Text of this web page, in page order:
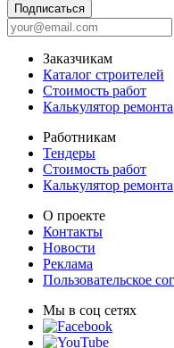
Подписаться
Заказчикам
Каталог строителей
Стоимость работ
Калькулятор ремонта
Работникам
Тендеры
Стоимость работ
Калькулятор ремонта
О проекте
Контакты
Новости
Реклама
Пользовательское
Мы в соц сетях